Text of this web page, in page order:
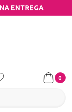
ENTREGA
0